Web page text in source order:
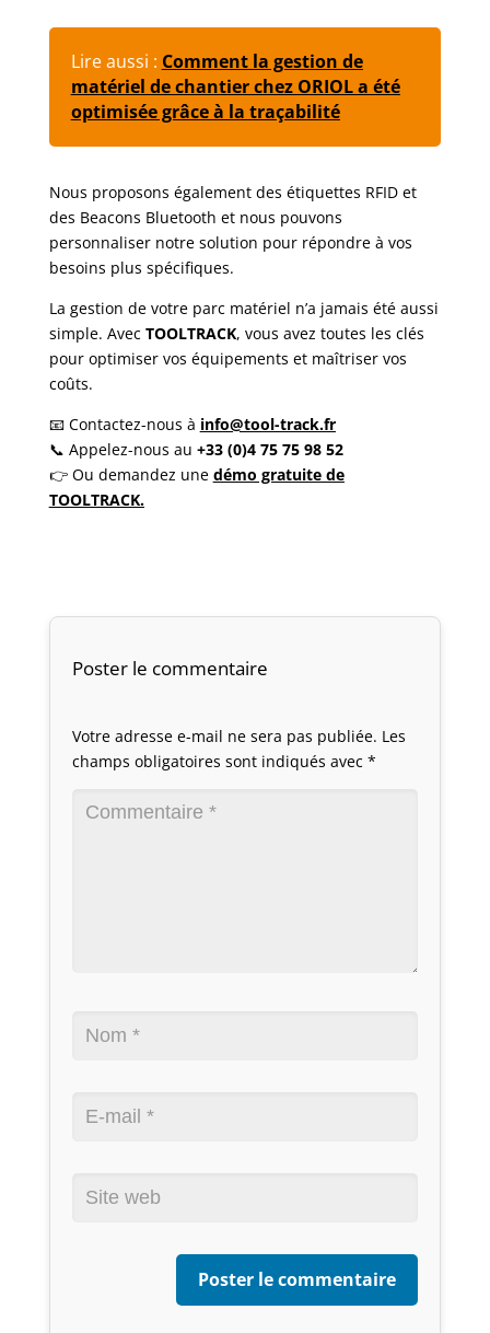
Lire aussi : Comment la gestion de
matériel de chantier chez ORIOL a été
optimisée grâce à la traçabilité
Nous proposons également des étiquettes RFID et
des Beacons Bluetooth et nous pouvons
personnaliser notre solution pour répondre à vos
besoins plus spécifiques.
La gestion de votre parc matériel n’a jamais été aussi
simple. Avec TOOLTRACK, vous avez toutes les clés
pour optimiser vos équipements et maîtriser vos
coûts.
📧 Contactez-nous à info@tool-track.fr
📞 Appelez-nous au +33 (0)4 75 75 98 52
👉 Ou demandez une démo gratuite de
TOOLTRACK.
Poster le commentaire
Votre adresse e-mail ne sera pas publiée. Les
champs obligatoires sont indiqués avec *